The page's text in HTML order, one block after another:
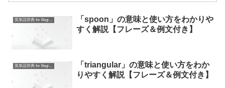
英単語辞典 for Beginners
「spoon」の意味と使い方をわかりや
すく解説【フレーズ＆例文付き】
英単語辞典 for Beginners
「triangular」の意味と使い方をわか
りやすく解説【フレーズ＆例文付き】